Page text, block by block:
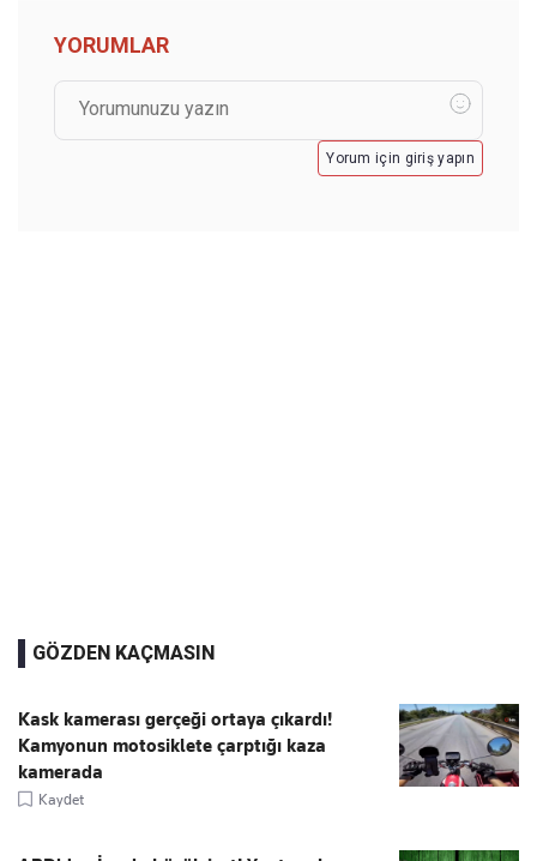
YORUMLAR
Yorum için giriş yapın
GÖZDEN KAÇMASIN
Kask kamerası gerçeği ortaya çıkardı!
Kamyonun motosiklete çarptığı kaza
kamerada
Kaydet